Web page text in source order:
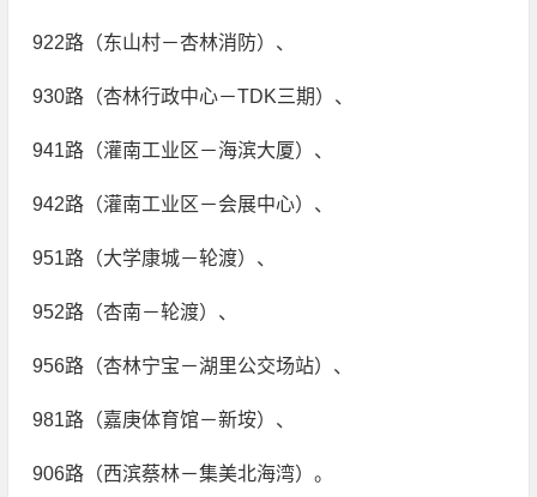
922路（东山村－杏林消防）、
930路（杏林行政中心－TDK三期）、
941路（灌南工业区－海滨大厦）、
942路（灌南工业区－会展中心）、
951路（大学康城－轮渡）、
952路（杏南－轮渡）、
956路（杏林宁宝－湖里公交场站）、
981路（嘉庚体育馆－新垵）、
906路（西滨蔡林－集美北海湾）。